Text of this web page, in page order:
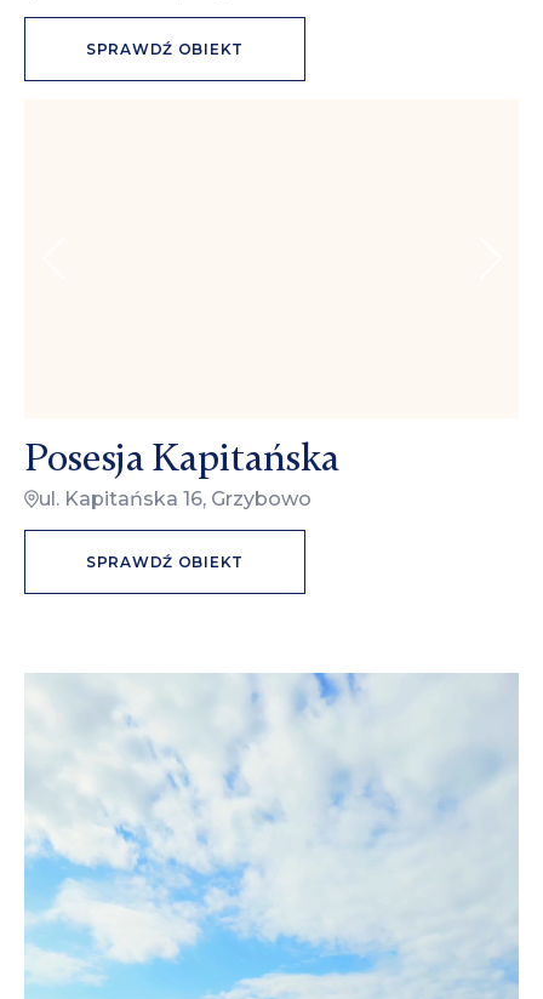
SPRAWDŹ OBIEKT
Posesja Kapitańska
ul. Kapitańska 16, Grzybowo
SPRAWDŹ OBIEKT